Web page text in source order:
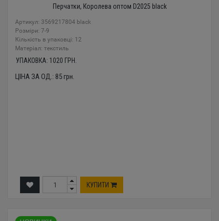
Перчатки, Королева оптом D2025 black
Артикул: 3569217804 black
Розміри: 7-9
Кількість в упаковці: 12
Mатеріал: текстиль
УПАКОВКА: 1020 ГРН.
ЦІНА ЗА ОД.: 85грн.
КУПИТИ